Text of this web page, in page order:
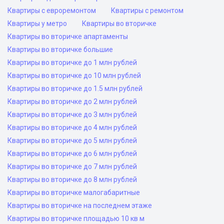
Квартиры с евроремонтом
Квартиры с ремонтом
Квартиры у метро
Квартиры во вторичке
Квартиры во вторичке апартаменты
Квартиры во вторичке большие
Квартиры во вторичке до 1 млн рублей
Квартиры во вторичке до 10 млн рублей
Квартиры во вторичке до 1.5 млн рублей
Квартиры во вторичке до 2 млн рублей
Квартиры во вторичке до 3 млн рублей
Квартиры во вторичке до 4 млн рублей
Квартиры во вторичке до 5 млн рублей
Квартиры во вторичке до 6 млн рублей
Квартиры во вторичке до 7 млн рублей
Квартиры во вторичке до 8 млн рублей
Квартиры во вторичке малогабаритные
Квартиры во вторичке на последнем этаже
Квартиры во вторичке площадью 10 кв м